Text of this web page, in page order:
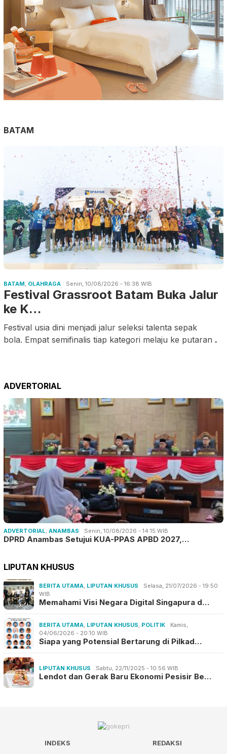
BATAM
BATAM, OLAHRAGA Senin, 10/08/2026 - 16:38 WIB
Festival Grassroot Batam Buka Jalur
ke K…
Festival usia dini menjadi jalur seleksi talenta sepak
bola. Empat semifinalis tiap kategori melaju ke putaran .
ADVERTORIAL
ADVERTORIAL ANAMBAS Senin, 10/08/2026 - 14:15 WIB
DPRD Anambas Setujui KUA-PPAS APBD 2027,…
LIPUTAN KHUSUS
BERITA UTAMA LIPUTAN KHUSUS
Selasa, 21/07/2026 - 19:50
WIB
Memahami Visi Negara Digital Singapura d…
BERITA UTAMA LIPUTAN KHUSUS POLITIK
Kamis,
04/06/2026 - 20:10 WIB
Siapa yang Potensial Bertarung di Pilkad…
LIPUTAN KHUSUS Sabtu, 22/11/2025 - 10:56 WIB
Lendot dan Gerak Baru Ekonomi Pesisir Be…
INDEKS
REDAKSI